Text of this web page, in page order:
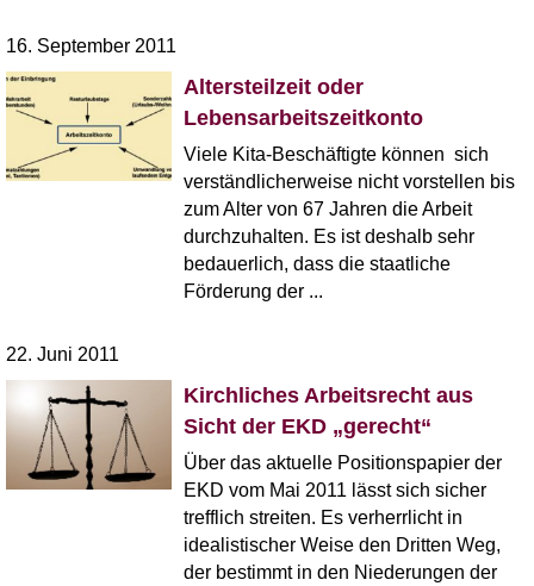
16. September 2011
Altersteilzeit oder
Lebensarbeitszeitkonto
Viele Kita-Beschäftigte können sich
verständlicherweise nicht vorstellen bis
zum Alter von 67 Jahren die Arbeit
durchzuhalten. Es ist deshalb sehr
bedauerlich, dass die staatliche
Förderung der ...
22. Juni 2011
Kirchliches Arbeitsrecht aus
Sicht der EKD „gerecht“
Über das aktuelle Positionspapier der
EKD vom Mai 2011 lässt sich sicher
trefflich streiten. Es verherrlicht in
idealistischer Weise den Dritten Weg,
der bestimmt in den Niederungen der